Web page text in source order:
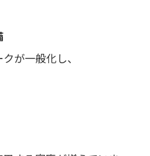
が一般化し、